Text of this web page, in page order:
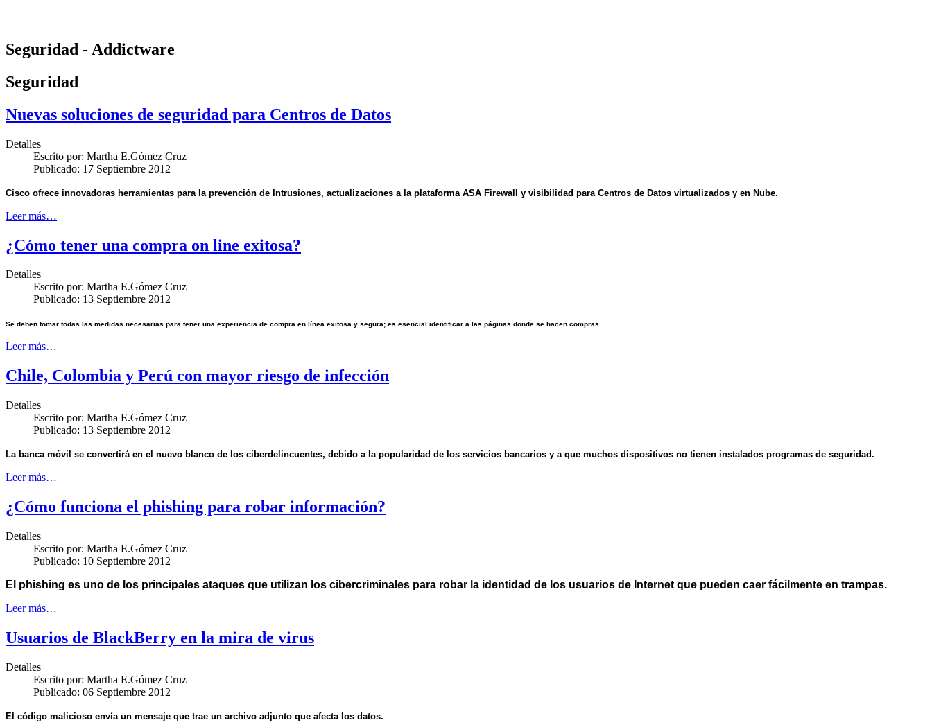
Seguridad - Addictware
Seguridad
Nuevas soluciones de seguridad para Centros de Datos
Detalles
Escrito por: Martha E.Gómez Cruz
Publicado: 17 Septiembre 2012
Cisco ofrece innovadoras herramientas para la prevención de Intrusiones, actualizaciones a la plataforma ASA Firewall y visibilidad para Centros de Datos virtualizados y en Nube.
Leer más…
¿Cómo tener una compra on line exitosa?
Detalles
Escrito por: Martha E.Gómez Cruz
Publicado: 13 Septiembre 2012
Se deben tomar todas las medidas necesarias para tener una experiencia de compra en línea exitosa y segura; es esencial identificar a las páginas donde se hacen compras.
Leer más…
Chile, Colombia y Perú con mayor riesgo de infección
Detalles
Escrito por: Martha E.Gómez Cruz
Publicado: 13 Septiembre 2012
La banca móvil se convertirá en el nuevo blanco de los ciberdelincuentes, debido a la popularidad de los servicios bancarios y a que muchos dispositivos no tienen instalados programas de seguridad.
Leer más…
¿Cómo funciona el phishing para robar información?
Detalles
Escrito por: Martha E.Gómez Cruz
Publicado: 10 Septiembre 2012
El phishing es uno de los principales ataques que utilizan los cibercriminales para robar la identidad de los usuarios de Internet que pueden caer fácilmente en trampas.
Leer más…
Usuarios de BlackBerry en la mira de virus
Detalles
Escrito por: Martha E.Gómez Cruz
Publicado: 06 Septiembre 2012
El código malicioso envía un mensaje que trae un archivo adjunto que afecta los datos.